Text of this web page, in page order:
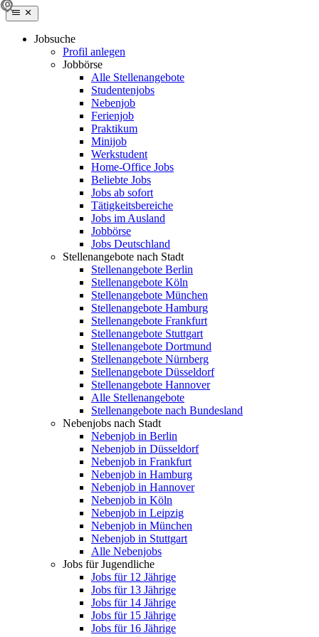
Jobsuche
Profil anlegen
Jobbörse
Alle Stellenangebote
Studentenjobs
Nebenjob
Ferienjob
Praktikum
Minijob
Werkstudent
Home-Office Jobs
Beliebte Jobs
Jobs ab sofort
Tätigkeitsbereiche
Jobs im Ausland
Jobbörse
Jobs Deutschland
Stellenangebote nach Stadt
Stellenangebote Berlin
Stellenangebote Köln
Stellenangebote München
Stellenangebote Hamburg
Stellenangebote Frankfurt
Stellenangebote Stuttgart
Stellenangebote Dortmund
Stellenangebote Nürnberg
Stellenangebote Düsseldorf
Stellenangebote Hannover
Alle Stellenangebote
Stellenangebote nach Bundesland
Nebenjobs nach Stadt
Nebenjob in Berlin
Nebenjob in Düsseldorf
Nebenjob in Frankfurt
Nebenjob in Hamburg
Nebenjob in Hannover
Nebenjob in Köln
Nebenjob in Leipzig
Nebenjob in München
Nebenjob in Stuttgart
Alle Nebenjobs
Jobs für Jugendliche
Jobs für 12 Jährige
Jobs für 13 Jährige
Jobs für 14 Jährige
Jobs für 15 Jährige
Jobs für 16 Jährige